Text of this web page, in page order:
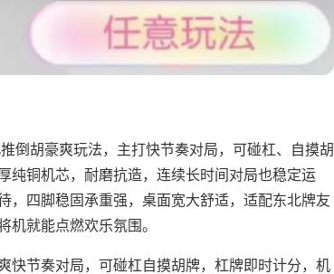
倒胡豪爽玩法，主打快节奏对局，可碰杠、自摸胡
纯铜机芯，耐磨抗造，连续长时间对局也稳定运
，四脚稳固承重强，桌面宽大舒适，适配东北牌友
就能点燃欢乐氛围。
快节奏对局，可碰杠自摸胡牌，杠牌即时计分，机